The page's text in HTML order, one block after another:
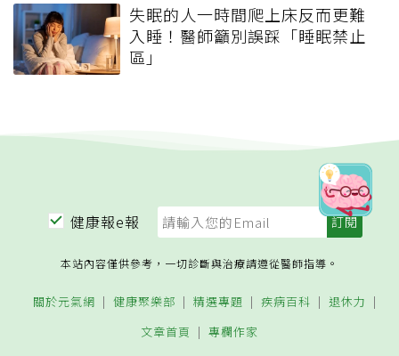
失眠的人一時間爬上床反而更難
入睡！醫師籲別誤踩「睡眠禁止
區」
健康報e報
本站內容僅供參考，一切診斷與治療請遵從醫師指導。
關於元氣網 健康聚樂部 精選專題 疾病百科
退休力
文章首頁
專欄作家